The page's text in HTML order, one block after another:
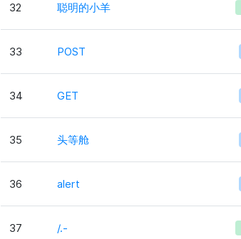
32 聪明的小羊
33 POST
34 GET
35 头等舱
36 alert
37 /.-